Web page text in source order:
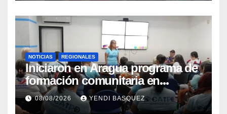
NOTICIAS REGIONALES
Iniciaron en Aragua programa de
formación comunitaria en
atención a personas con
discapacidad
08/08/2026 YENDI BASQUEZ